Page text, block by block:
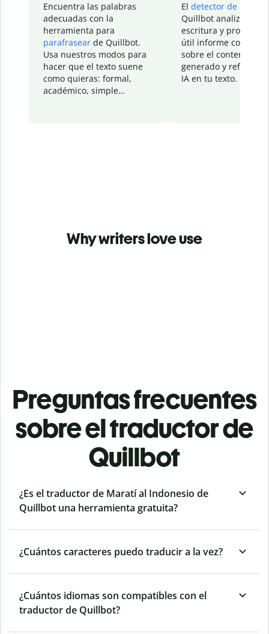
Encuentra las palabras
adecuadas con la
herramienta para
parafrasear de Quillbot.
Usa nuestros modos para
hacer que el texto suene
como quieras: formal,
académico, simple…
El detector de IA
Quillbot analiza tu
escritura y
útil informe con
sobre el contenido
generado y refinado
IA en tu texto.
Why writers love use
Preguntas frecuentes
sobre el traductor de
Quillbot
¿Es el traductor de Maratí al Indonesio de
Quillbot una herramienta gratuita?
¿Cuántos caracteres puedo traducir a la vez?
¿Cuántos idiomas son compatibles con el
traductor de Quillbot?